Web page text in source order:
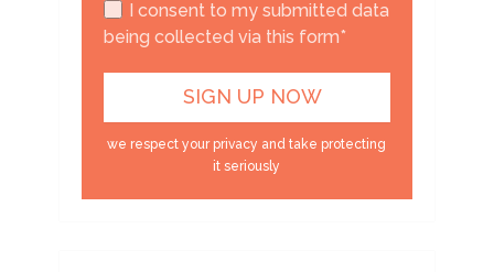
I consent to my submitted data
being collected via this form*
we respect your privacy and take protecting
it seriously